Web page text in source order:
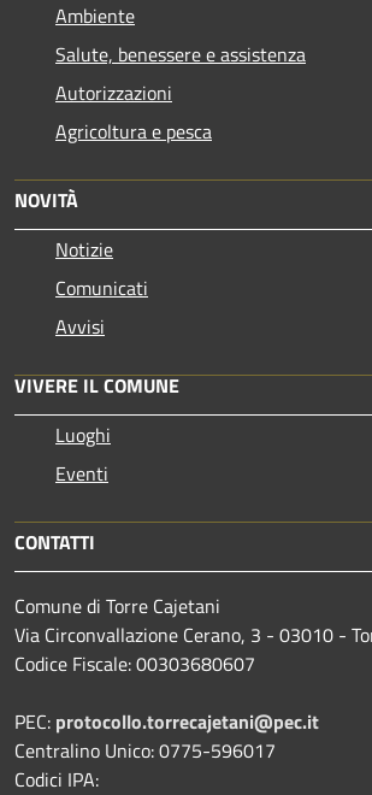
Ambiente
Salute, benessere e assistenza
Autorizzazioni
Agricoltura e pesca
NOVITÀ
Notizie
Comunicati
Avvisi
VIVERE IL COMUNE
Luoghi
Eventi
CONTATTI
Comune di Torre Cajetani
Via Circonvallazione Cerano, 3 - 03010 -
Codice Fiscale: 00303680607
PEC: protocollo.torrecajetani@pec.it
Centralino Unico: 0775-596017
Codici IPA: